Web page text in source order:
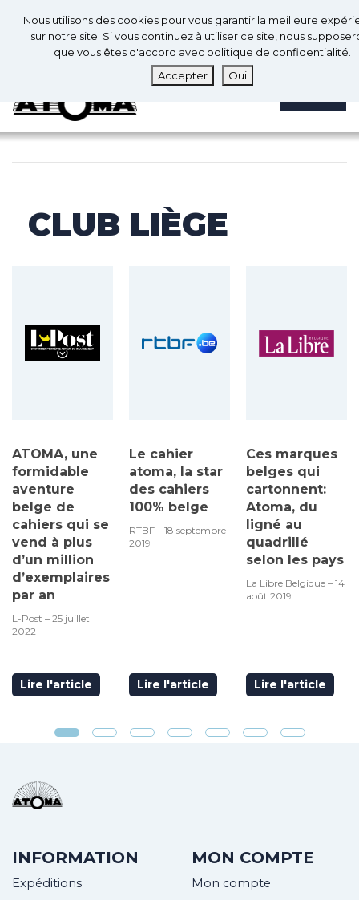
Fr
0 0
CLUB LIÈGE
ATOMA, une
formidable
aventure
belge de
cahiers qui se
vend à plus
d’un million
d’exemplaires
par an
L-Post – 25 juillet
2022
Lire l'article
Le cahier
atoma, la star
des cahiers
100% belge
RTBF – 18 septembre
2019
Lire l'article
Ces marques
belges qui
cartonnent:
Atoma, du
ligné au
quadrillé
selon les pays
La Libre Belgique – 14
août 2019
Lire l'article
INFORMATION
Expéditions
MON COMPTE
Mon compte
Nous utilisons des cookies pour vous garantir la meilleure
sur notre site. Si vous continuez à utiliser ce site, nous
que vous êtes d'accord avec politique de confidentialité.
Accepter
Oui